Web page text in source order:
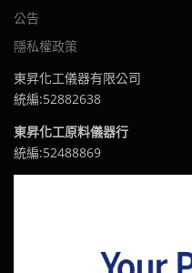
公告
隱私權政策
東昇化工儀器有限公司
統編:52882638
東昇化工原料儀器行
統編:52488869